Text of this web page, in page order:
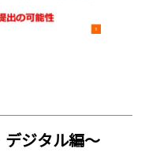
ジタル編～